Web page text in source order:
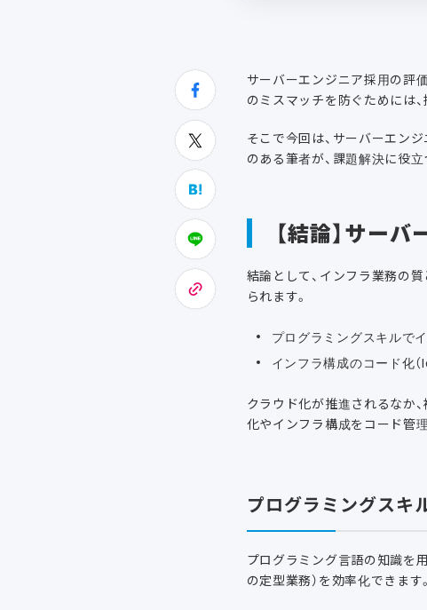
サーバーエンジニア採用の評
のミスマッチを防ぐためには
そこで今回は、サーバーエン
のある筆者が、課題解決に役
【結論】サー
結論として、インフラ業務の
られます。
プログラミングスキルで
インフラ構成のコード化
クラウド化が推進されるなか
化やインフラ構成をコード管
プログラミングスキ
プログラミング言語の知識を
の定型業務）を効率化できます。